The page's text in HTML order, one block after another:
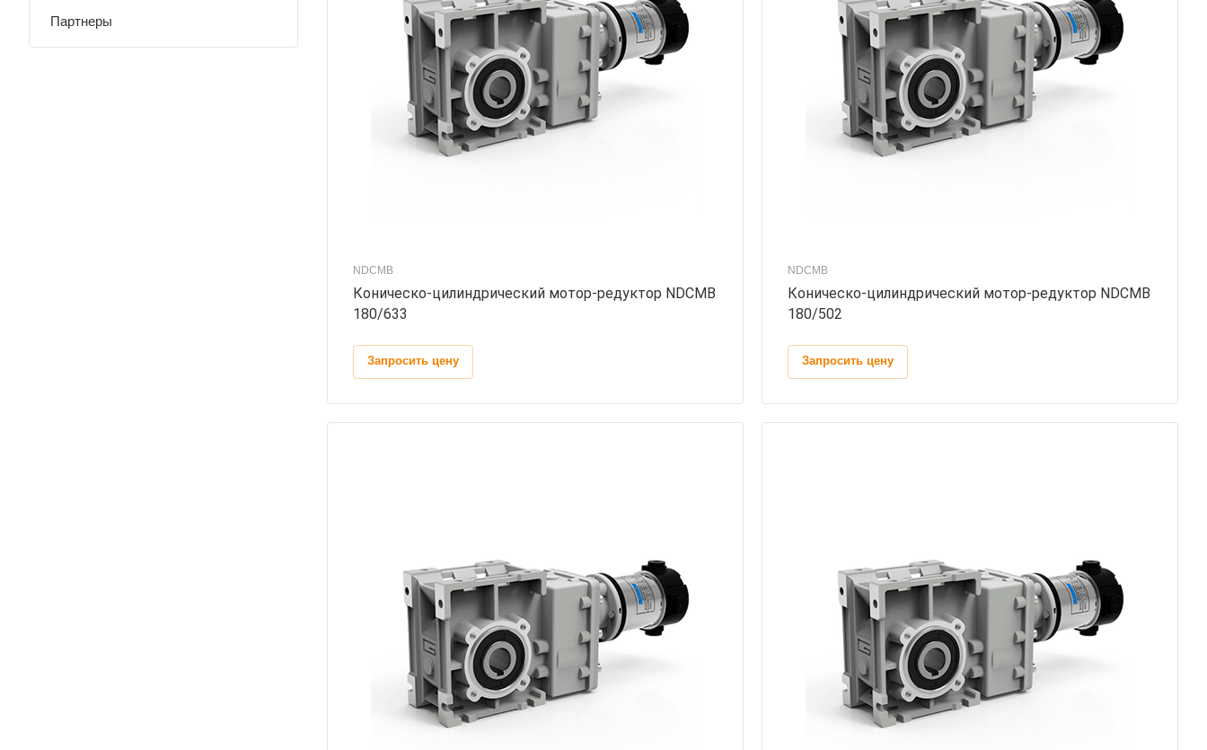
NDCMB
Коническо-цилиндрический мотор-редуктор NDCMB
180/633
Запросить цену
NDCMB
Коническо-цилиндрический мотор-редуктор NDCMB
180/502
Запросить цену
Партнеры